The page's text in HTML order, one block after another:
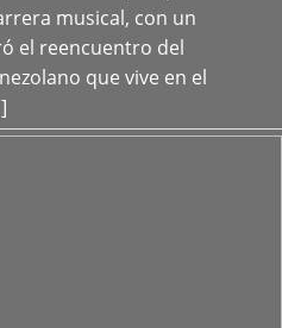
musical, con un
el reencuentro del
que vive en el